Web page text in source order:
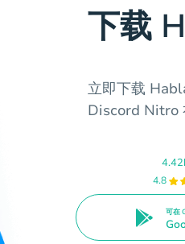
下载
立即下载
Discord Nitro
4.8
可在